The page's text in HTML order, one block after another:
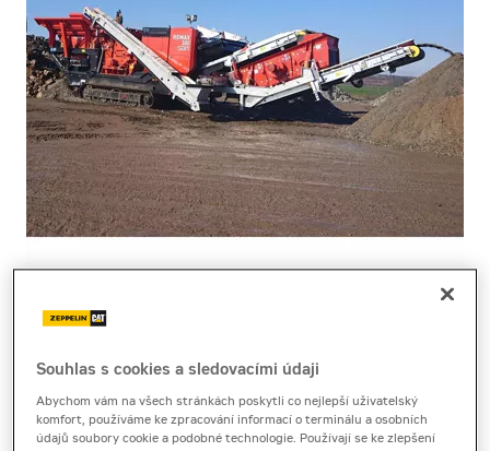
na dotaz bez DPH
na dotaz s DPH
23 a více dnů
Souhlas s cookies a sledovacími údaji
Abychom vám na všech stránkách poskytli co nejlepší uživatelský
komfort, používáme ke zpracování informací o terminálu a osobních
údajů soubory cookie a podobné technologie. Používají se ke zlepšení